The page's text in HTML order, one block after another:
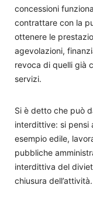
concessioni
contrattare con la
ottenere le
agevolazioni,
revoca di quelli già
servizi.
Si è detto che può
interdittive: si pensi
esempio edile,
pubbliche
interdittiva del
chiusura dell’attività.